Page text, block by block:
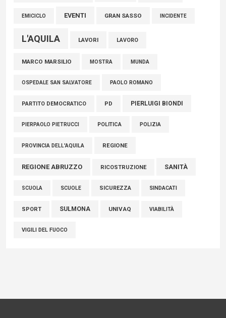
EMICICLO EVENTI GRAN SASSO INCIDENTE
L'AQUILA LAVORI LAVORO
MARCO MARSILIO MOSTRA MUNDA
OSPEDALE SAN SALVATORE PAOLO ROMANO
PARTITO DEMOCRATICO PD PIERLUIGI BIONDI
PIERPAOLO PIETRUCCI POLITICA POLIZIA
PROVINCIA DELL'AQUILA REGIONE
REGIONE ABRUZZO RICOSTRUZIONE SANITÀ
SCUOLA SCUOLE SICUREZZA SINDACATI
SPORT SULMONA UNIVAQ VIABILITÀ
VIGILI DEL FUOCO